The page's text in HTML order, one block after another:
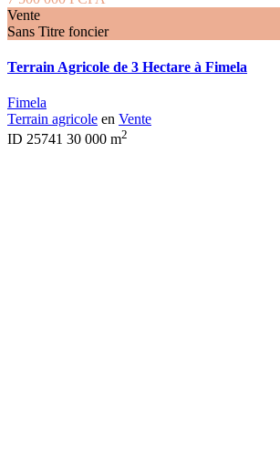
Vente
Sans Titre foncier
Terrain Agricole de 3 Hectare à Fimela
Fimela
Terrain agricole en Vente
ID 25741 30 000 m2